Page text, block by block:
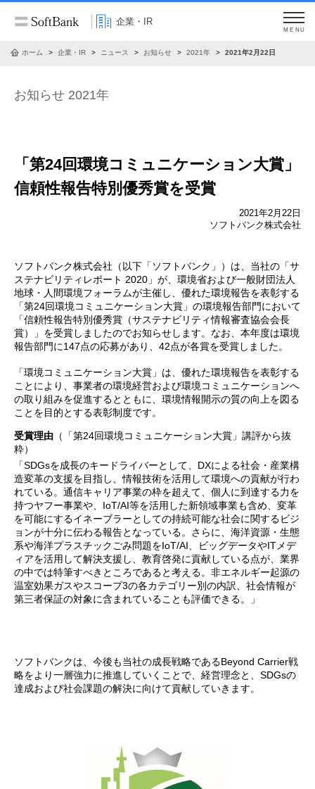
企業・IR
MENU
ホーム 企業・IR ニュース お知らせ 2021年 2021年2月22日
お知らせ 2021年
「第24回環境コミュニケーション大賞」
信頼性報告特別優秀賞を受賞
2021年2月22日
ソフトバンク株式会社
ソフトバンク株式会社（以下「ソフトバンク」）は、当社の「サ
ステナビリティレポート 2020」が、環境省および一般財団法人
地球・人間環境フォーラムが主催し、優れた環境報告を表彰する
「第24回環境コミュニケーション大賞」の環境報告部門において
「信頼性報告特別優秀賞（サステナビリティ情報審査協会会長
賞）」を受賞しましたのでお知らせします。なお、本年度は環境
報告部門に147点の応募があり、42点が各賞を受賞しました。
「環境コミュニケーション大賞」は、優れた環境報告を表彰する
ことにより、事業者の環境経営および環境コミュニケーションへ
の取り組みを促進するとともに、環境情報開示の質の向上を図る
ことを目的とする表彰制度です。
受賞理由 （「第24回環境コミュニケーション大賞」講評から抜
粋）
「SDGsを成長のキードライバーとして、DXによる社会・産業構
造変革の支援を目指し、情報技術を活用して環境への貢献が行わ
れている。通信キャリア事業の枠を超えて、個人に到達する力を
持つヤフー事業や、IoT/AI等を活用した新領域事業も含め、変革
を可能にするイネーブラーとしての持続可能な社会に関するビジ
ョンが十分に伝わる報告となっている。さらに、海洋資源・生態
系や海洋プラスチックごみ問題をIoT/AI、ビッグデータやITメデ
ィアを活用して解決支援し、教育啓発に貢献している点が、業界
の中では特筆すべきところであると考える。非エネルギー起源の
温室効果ガスやスコープ3の各カテゴリー別の内訳、社会情報が
第三者保証の対象に含まれていることも評価できる。」
ソフトバンクは、今後も当社の成長戦略であるBeyond Carrier戦
略をより一層強力に推進していくことで、経営理念と、SDGsの
達成および社会課題の解決に向けて貢献していきます。